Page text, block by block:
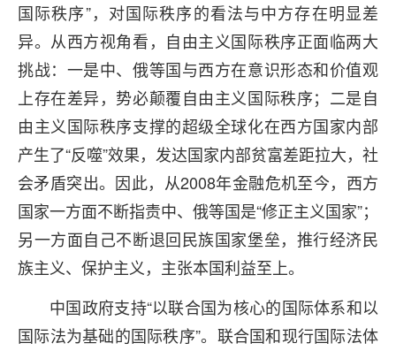
国际秩序”，对国际秩序的看法与中方存在明显差
异。从西方视角看，自由主义国际秩序正面临两大
挑战：一是中、俄等国与西方在意识形态和价值观
上存在差异，势必颠覆自由主义国际秩序；二是自
由主义国际秩序支撑的超级全球化在西方国家内部
产生了“反噬”效果，发达国家内部贫富差距拉大，社
会矛盾突出。因此，从2008年金融危机至今，西方
国家一方面不断指责中、俄等国是“修正主义国家”；
另一方面自己不断退回民族国家堡垒，推行经济民
族主义、保护主义，主张本国利益至上。
中国政府支持“以联合国为核心的国际体系和以
国际法为基础的国际秩序”。联合国和现行国际法体